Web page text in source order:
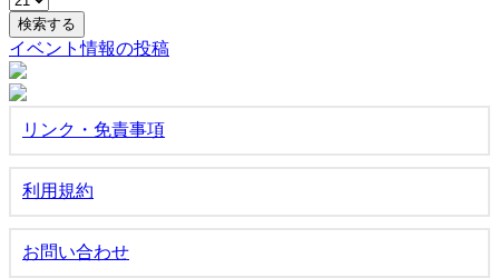
イベント情報の投稿
リンク・免責事項
利用規約
お問い合わせ